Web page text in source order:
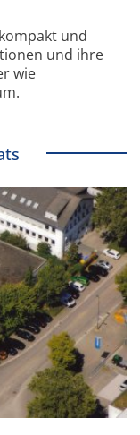
und
und ihre
wie